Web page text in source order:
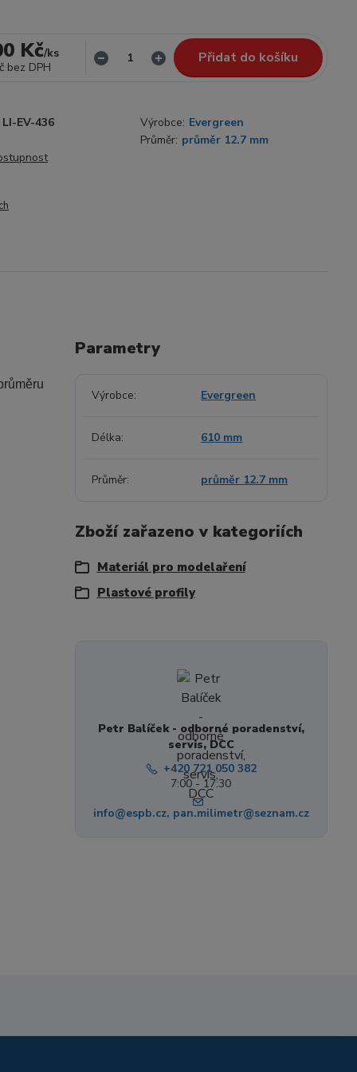
Kč/ks
bez DPH
Přidat do košíku
LI-EV-436 Výrobce: Evergreen
Průměr: průměr 12.7 mm
Parametry
Výrobce Evergreen
Délka 610 mm
Průměr průměr 12.7 mm
Zboží zařazeno v kategoriích
Materiál pro modelaření
Plastové profily
Petr Balíček - odborné poradenství,
servis, DCC
+420 721 050 382
7:00 - 17:30
info@espb.cz, pan.milimetr@seznam.cz